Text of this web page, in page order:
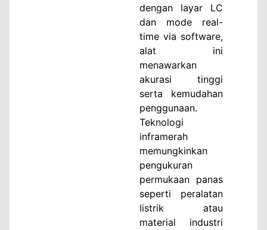
dengan layar LC
dan mode real-
time via software,
alat ini
menawarkan
akurasi tinggi
serta kemudahan
penggunaan.
Teknologi
inframerah
memungkinkan
pengukuran
permukaan panas
seperti peralatan
listrik atau
material industri